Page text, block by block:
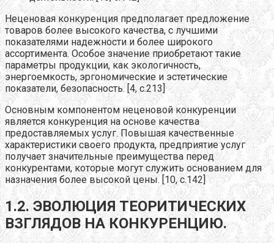
Неценовая конкуренция предполагает предложение
товаров более высокого качества, с лучшими
показателями надежности и более широкого
ассортимента. Особое значение приобретают такие
параметры продукции, как экологичность,
энергоемкость, эргономические и эстетические
показатели, безопасность. [4, с.213]
Основным компонентом неценовой конкуренции
является конкуренция на основе качества
предоставляемых услуг. Повышая качественные
характеристики своего продукта, предприятие услуг
получает значительные преимущества перед
конкурентами, которые могут служить основанием для
назначения более высокой цены. [10, с.142]
1.2. ЭВОЛЮЦИЯ ТЕОРИТИЧЕСКИХ
ВЗГЛЯДОВ НА КОНКУРЕНЦИЮ.